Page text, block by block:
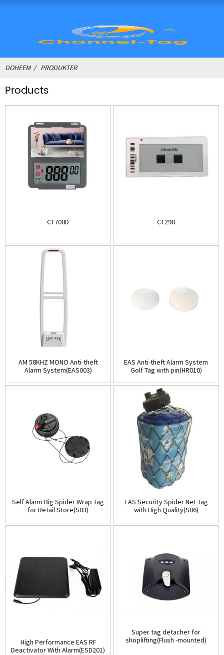
DOHEEM PRODUKTER
Products
CT700D CT290
AM 58KHZ MONO Anti-theft
Alarm System(EAS003)
EAS Anti-theft Alarm System
Golf Tag with pin(HR010)
Self Alarm Big Spider Wrap Tag
for Retail Store(S03)
EAS Security Spider Net Tag
with High Quality(S06)
High Performance EAS RF
Deactivator With Alarm(ESD201)
Super tag detacher for
shoplifting(Flush -mounted)